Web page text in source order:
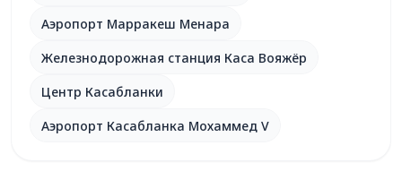
Аэропорт Марракеш Менара
Железнодорожная станция Каса Вояжёр
Центр Касабланки
Аэропорт Касабланка Мохаммед V